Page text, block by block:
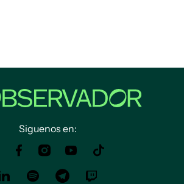
Siguenos en: